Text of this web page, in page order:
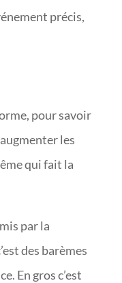
précis,
pour savoir
les
qui fait la
par la
des barèmes
En gros c’est